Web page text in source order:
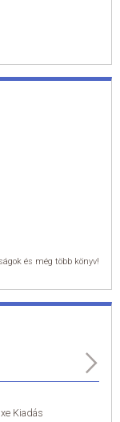
és még több könyv!
Kiadás